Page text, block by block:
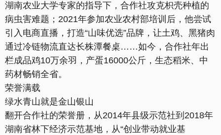
湖南农业大学专家的指导下，合作社攻克枳壳种植的
病虫害难题；2021年参加农业农村部培训后，他尝试
引入电商直播，打造“山味优选”品牌，让土鸡、黑猪肉
通过冷链物流直达长株潭餐桌……如今，合作社年出
栏成品鸡10万余羽，产蛋16000公斤，生态稻米、中
药材畅销全省。
荣誉满载
绿水青山就是金山银山
翻开合作社的荣誉册，从2014年县级示范社到2018年
湖南省林下经济示范基地，从“创业带动就业基